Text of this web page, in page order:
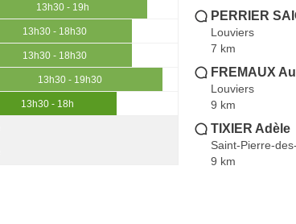
13h30 - 19h
13h30 - 18h30
13h30 - 18h30
13h30 - 19h30
13h30 - 18h
PERRIER
Louviers
7 km
FREMAUX
Louviers
9 km
TIXIER Adèle
Saint-Pierre-
9 km